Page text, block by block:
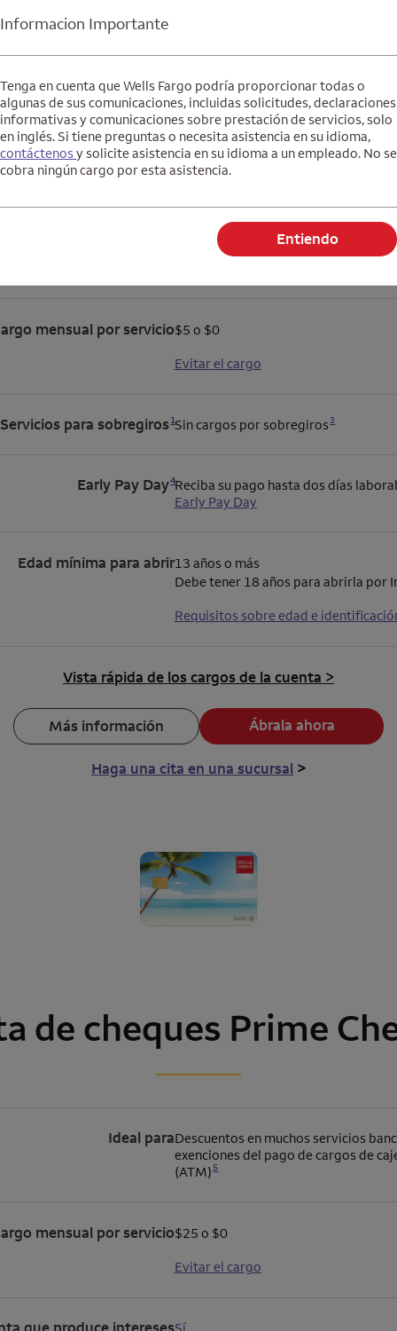
de chequesClear
Banking
Personas que quieren ayuda para
mensual por servicio$5 o $0
Evitar el cargo
Servicios para sobregiros1Sin cargos por sobregiros 3
Early Pay Day4Reciba su pago hasta dos días
Early Pay Day
Edad mínima para abrir13 años o más
Debe tener 18 años para abrirla por
Requisitos sobre edad e
Vista rápida de los cargos de la cuenta >
Más información Ábrala ahora
Haga una cita en una sucursal >
de cheques Prime
Ideal paraDescuentos en muchos servicios
exenciones del pago de cargos de
(ATM)
Se abre una modalidad para nota al pie
5
mensual por servicio$25 o $0
Evitar el cargo
Informacion Importante
Tenga en cuenta que Wells Fargo podría proporcionar todas o
algunas de sus comunicaciones, incluidas solicitudes, declaraciones
informativas y comunicaciones sobre prestación de servicios, solo
en inglés. Si tiene preguntas o necesita asistencia en su idioma,
contáctenosy solicite asistencia en su idioma a un empleado. No se
cobra ningún cargo por esta asistencia.
Entiendo